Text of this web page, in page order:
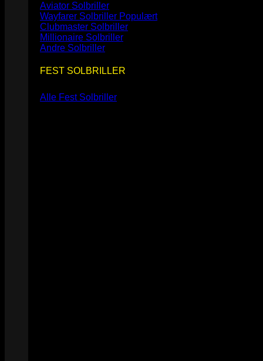
Aviator Solbriller
Wayfarer Solbriller
Clubmaster Solbriller
Millionaire Solbriller
Andre Solbriller
FEST SOLBRILLER
Alle Fest Solbriller